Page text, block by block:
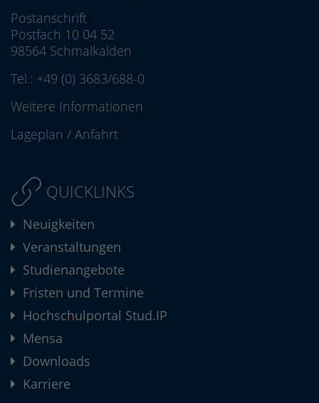
Postanschrift
Postfach 10 04 52
98564 Schmalkalden
Tel.: +49 (0) 3683/688-0
Weitere Informationen
Lageplan / Anfahrt
QUICKLINKS
Neuigkeiten
Veranstaltungen
Studienangebote
Fristen und Termine
Hochschulportal Stud.IP
Mensa
Downloads
Karriere